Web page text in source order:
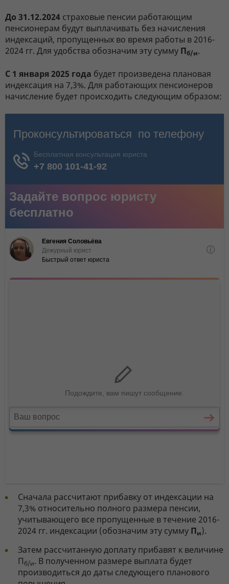
До 31.12.2024 страховые пенсии работающим
пенсионерам будут выплачивать без начисления
индексаций, пропущенных во время работы в 2016-
2024 гг. Для удобства обозначим эту сумму Пб/и.
С 1 января 2025 года будет произведена плановая
индексация на 7,3%. Для работающих пенсионеров
начисление будет происходить следующим образом:
Сначала рассчитают прибавку от индексации на
7,3% относительно полного размера пенсии,
учитывающего все пропущенные в течение 2016-
2024 гг. индексации (обозначим эту сумму Пи).
Затем рассчитанную доплату прибавят к величине
Пб/и. В полученном размере выплата будет
производиться до даты следующего планового